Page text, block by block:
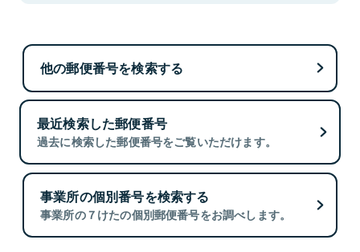
他の郵便番号を検索する
最近検索した郵便番号
過去に検索した郵便番号をご覧いただけます。
事業所の個別番号を検索する
事業所の７けたの個別郵便番号をお調べします。